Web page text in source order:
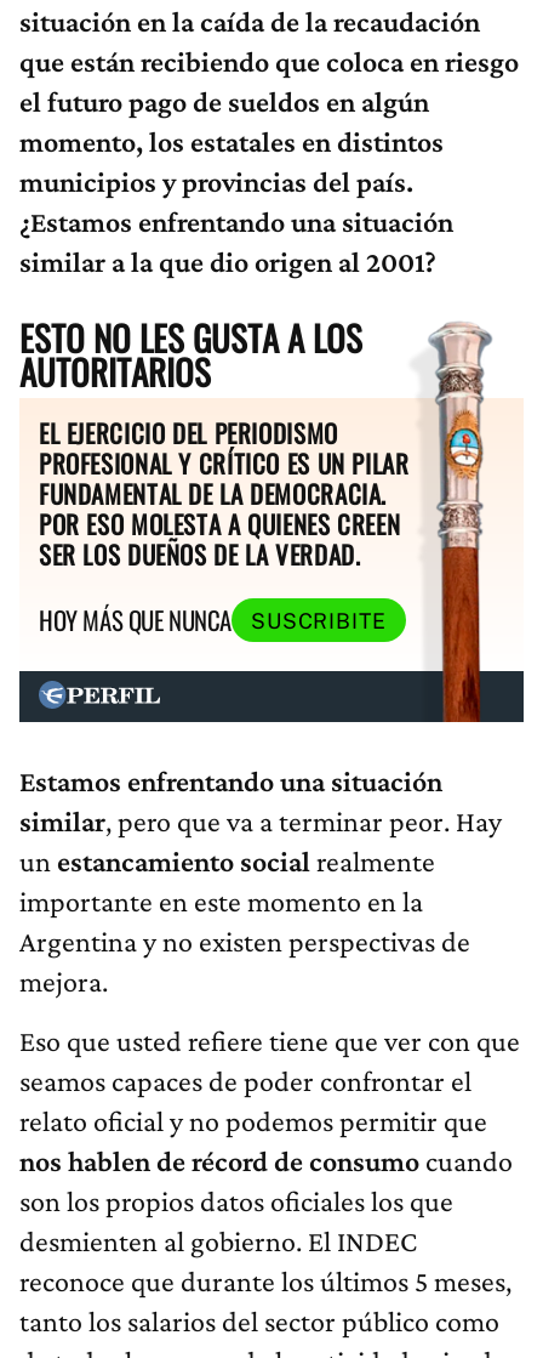
situación en la caída de la recaudación
que están recibiendo que coloca en riesgo
el futuro pago de sueldos en algún
momento, los estatales en distintos
municipios y provincias del país.
¿Estamos enfrentando una situación
similar a la que dio origen al 2001?
ESTO NO LES GUSTA A LOS
AUTORITARIOS
EL EJERCICIO DEL PERIODISMO
PROFESIONAL Y CRÍTICO ES UN PILAR
FUNDAMENTAL DE LA DEMOCRACIA.
POR ESO MOLESTA A QUIENES CREEN
SER LOS DUEÑOS DE LA VERDAD.
HOY MÁS QUE NUNCA
SUSCRIBITE
Estamos enfrentando una situación
similar, pero que va a terminar peor. Hay
un estancamiento social realmente
importante en este momento en la
Argentina y no existen perspectivas de
mejora.
Eso que usted refiere tiene que ver con que
seamos capaces de poder confrontar el
relato oficial y no podemos permitir que
nos hablen de récord deconsumo cuando
son los propios datos oficiales los que
desmienten al gobierno. El INDEC
reconoce que durante los últimos 5 meses,
tanto los salarios del sector público como